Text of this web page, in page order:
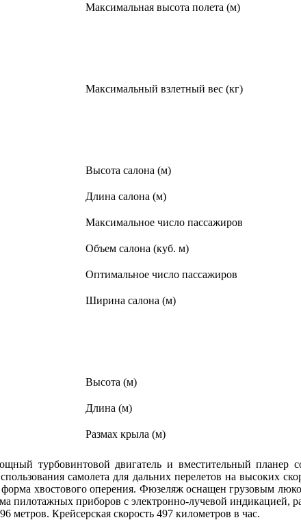
Максимальная высота полета (м)
Максимальный взлетный вес (кг)
Высота салона (м)
Длина салона (м)
Максимальное число пассажиров
Объем салона (куб. м)
Оптимальное число пассажиров
Ширина салона (м)
Высота (м)
Длина (м)
Размах крыла (м)
турбовинтовой двигатель и вместительный
самолета для дальних перелетов на высоких
форма хвостового оперения. Фюзеляж оснащен грузовым
пилотажных приборов с электронно-лучевой индикацией,
метров. Крейсерская скорость 497 километров в час.